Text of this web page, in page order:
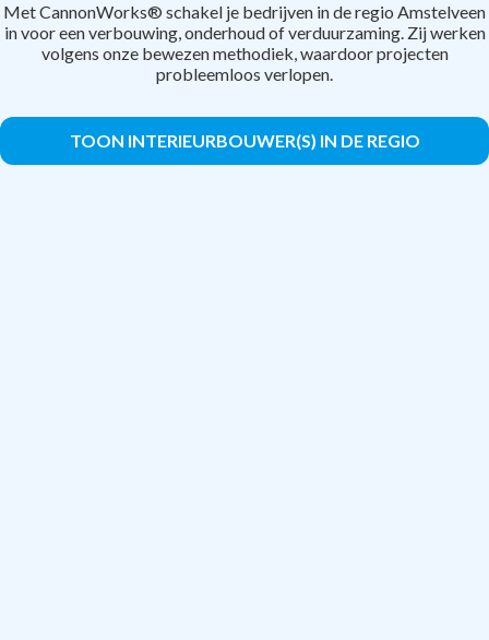
Met CannonWorks® schakel je bedrijven in de regio Amstelveen
in voor een verbouwing, onderhoud of verduurzaming. Zij werken
volgens onze bewezen methodiek, waardoor projecten
probleemloos verlopen.
TOON INTERIEURBOUWER(S) IN DE REGIO